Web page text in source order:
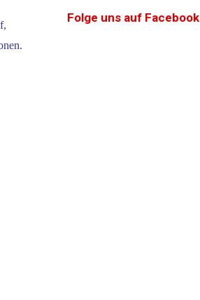
Folge uns auf Facebook